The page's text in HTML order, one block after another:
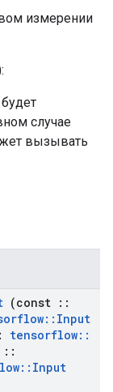
измерении
случае
вызывать
(const ::
:: Input
tensorflow::
::
:: Input